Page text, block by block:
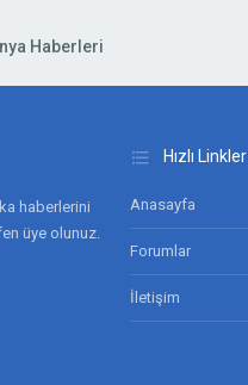
Haberleri
haberlerini
üye olunuz.
Hızlı Linkler
Anasayfa
Forumlar
İletişim